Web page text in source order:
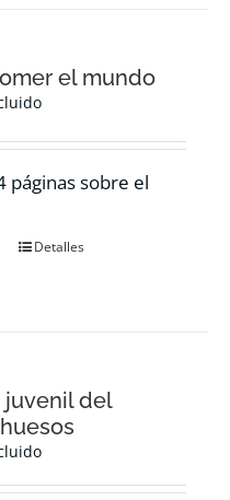
el mundo
páginas sobre el
Detalles
juvenil del